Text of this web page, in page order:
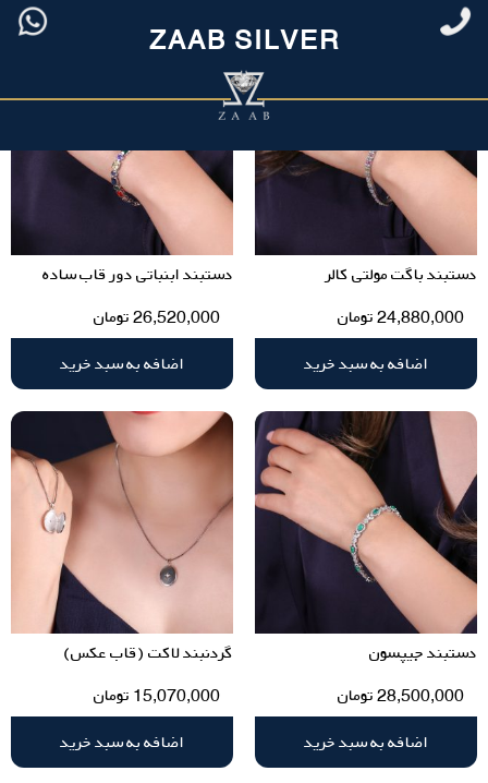
ZAAB SILVER
دستبند باگت مولتی کالر
24,880,000تومان
اضافه به سبد خرید
دستبند ابنباتی دور قاب ساده
26,520,000تومان
اضافه به سبد خرید
دستبند جیپسون
28,500,000تومان
اضافه به سبد خرید
گردنبند لاکت (قاب عکس)
15,070,000 تومان
اضافه به سبد خرید